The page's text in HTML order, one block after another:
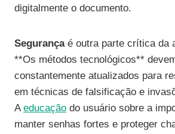
digitalmente o documento.
Segurançaé outra parte crítica da
**Os métodos tecnológicos**
constantemente atualizados para
em técnicas de falsificação e
Aeducação do usuário sobre a
manter senhas fortes e proteger